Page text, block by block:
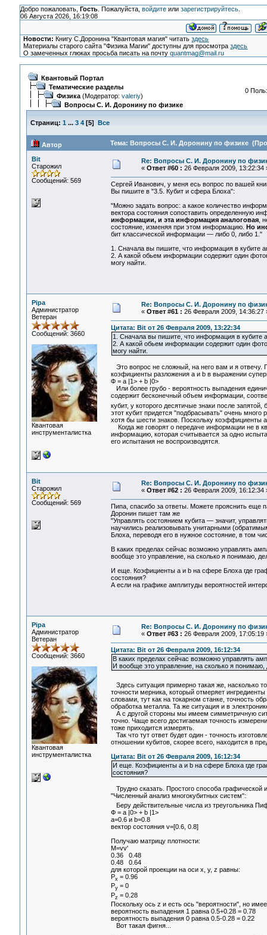
Добро пожаловать, Гость. Пожалуйста, войдитеили зарегистрируйтесь.
06 Августа 2026, 16:19:08
Новости: Книгу С.Доронина "Квантовая магия" читатьздесь
Материалы старого сайта "Физика Магии" доступны для просмотраздесь
О замеченных глюках просьба писать на почтуquantmag@mail.ru
Квантовый Портал
Тематические разделы
Физика(Модератор: valeriy)
Вопросы С. И. Доронину по физике
0
Страниц: 1 ... 3 4[5] Все
Автор Тема: Вопросы С. И. Доронину по физике
Bit
Старожил
Сообщений: 569
Re: Вопросы С. И. Доронину по
« Ответ #60 : 26 Февраля 2009, 13:22:34
Сергей Иванович, у меня есь вопрос по вашей
Вы пишите в "3.5. Кубит и сфера Блоха":
"Можно задать вопрос: а какое количество
вектора состояния сопоставить определенную
информации, и эта информация аналоговая,
состояние, изменяя при этом информацию.
Но
бит классической информации — либо 0, либо 1."
1. Сначала вы пишите, что информация в кубите
2. А какой обьем информации содержит один
могу найти.
Pipa
Администратор
Ветеран
Сообщений: 3660
Квантовая
инструменталистка
Re: Вопросы С. И. Доронину по
« Ответ #61 : 26 Февраля 2009, 14:36:27
Цитата: Bit от 26 Февраля 2009, 13:22:34
1. Сначала вы пишите, что информация в кубите
2. А какой обьем информации содержит один
могу найти.
Это вопрос не сложный, на него вам и я отвечу.
коэфициенты разложения a и b в выражении
Ф = a |1> + b |0>
Или более грубо - вероятность выпадения
содержит бесконечный объем информации,
кубит, у которого десятичые знаки после
этот кубит придется "подбрасывать" очень много
хотя бы шести знаков. Поскольку коэффициенты
Когда же говорят о передаче информации не в
информацию, которая считывается за одно
его испытания не воспроизводятся.
Bit
Старожил
Сообщений: 569
Re: Вопросы С. И. Доронину по
« Ответ #62 : 26 Февраля 2009, 16:12:34
Пипа, спасибо за ответы. Можете прояснить еще
Доронин пишет там же
"Управлять состоянием кубита — значит,
научились реализовывать унитарными
Блоха, переводя его в нужное состояние, в том
В каких пределах сейчас возможно управлять
вообще это управление, на сколько я понимаю,
И еще. Коэфициенты a и b на сфере Блоха где
состояния?
А если на графике амплитуды вероятностей
Pipa
Администратор
Ветеран
Сообщений: 3660
Квантовая
инструменталистка
Re: Вопросы С. И. Доронину по
« Ответ #63 : 26 Февраля 2009, 17:05:19
Цитата: Bit от 26 Февраля 2009, 16:12:34
В каких пределах сейчас возможно управлять
И вообще это управление, на сколько я понимаю,
Здесь ситуация примерно такая же, насколько
точности мерника, который отмеряет
словами, тут как на токарном станке, точность
обработка металла. Та же ситуация и в
А с другой стороны мы имеем симметричную
точно. Чаще всего достигаемая точность
тоже приходится измерять.
Так что тут ответ будет один - точность
отношении кубитов, скорее всего, находится в
Цитата: Bit от 26 Февраля 2009, 16:12:34
И еще. Коэфициенты a и b на сфере Блоха где
состояния?
Трудно сказать. Простого способа
"Численный анализ многокубитных систем":
Беру действительные числа из треугольника
Ф = a |0> + b |1>
a=0.6 и b=0.8
вектор состояния v=[0.6, 0.8]
Получаю матрицу плотности:
M=vv'
0.36 0.48
0.48 0.64
для которой проекции на оси x, y, z равны:
Px = 0.96
Py= 0
Pz = 0.28
Поскольку ось z и есть ось "вероятности", но
вероятность выпадения 1 равна 0.5+0.28 = 0.78
вероятность выпадения 0 равна 0.5-0.28 = 0.22
Вот такая фигня...